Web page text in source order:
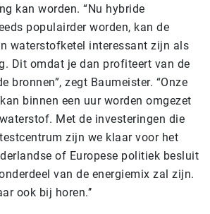
kan worden. “Nu hybride
populairder worden, kan de
waterstofketel interessant zijn als
Dit omdat je dan profiteert van de
bronnen”, zegt Baumeister. “Onze
binnen een uur worden omgezet
Met de investeringen die
zijn we klaar voor het
of Europese politiek besluit
van de energiemix zal zijn.
ook bij horen.’’